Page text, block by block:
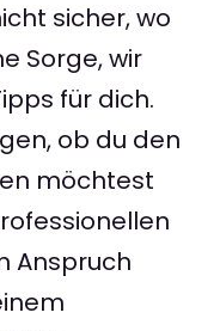
sicher, wo
Sorge, wir
für dich.
ob du den
möchtest
Anspruch